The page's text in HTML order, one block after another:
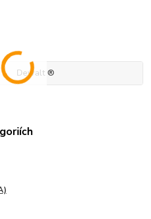
Dewalt ®